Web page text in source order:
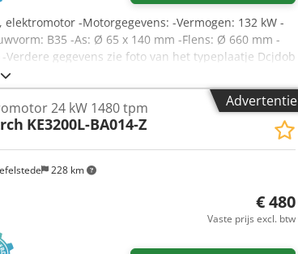
-Motorgegevens: -Vermogen: 132 kW -
B35 -As: Ø 65 x 140 mm -Flens: Ø 660 mm -
gegevens zie foto van het typeplaatje Dcjdob
Advertentie
228 km
24 kW 1480 tpm
KE3200L-BA014-Z
€ 480
Vaste prijs excl. btw